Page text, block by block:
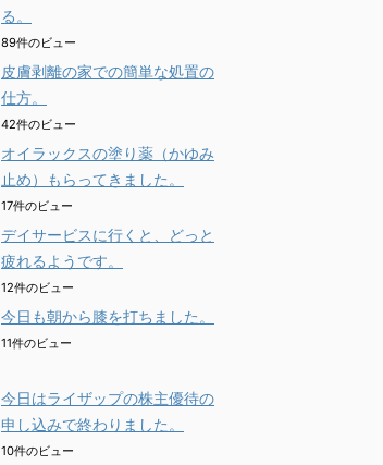
る。
89件のビュー
皮膚剥離の家での簡単な処置の
仕方。
42件のビュー
オイラックスの塗り薬（かゆみ
止め）もらってきました。
17件のビュー
デイサービスに行くと、どっと
疲れるようです。
12件のビュー
今日も朝から膝を打ちました。
11件のビュー
今日はライザップの株主優待の
申し込みで終わりました。
10件のビュー